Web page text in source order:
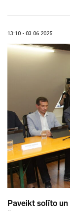
Paveikt solīto
13:10 - 03.06.2025